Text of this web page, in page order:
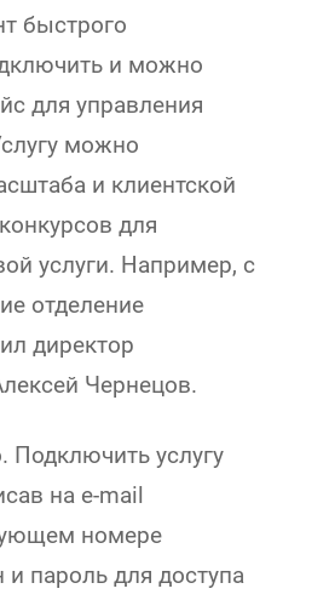
быстрого
и можно
для управления
можно
и клиентской
для
услуги. Например, с
отделение
директор
Чернецов.
Подключить услугу
на e-mail
номере
пароль для доступа